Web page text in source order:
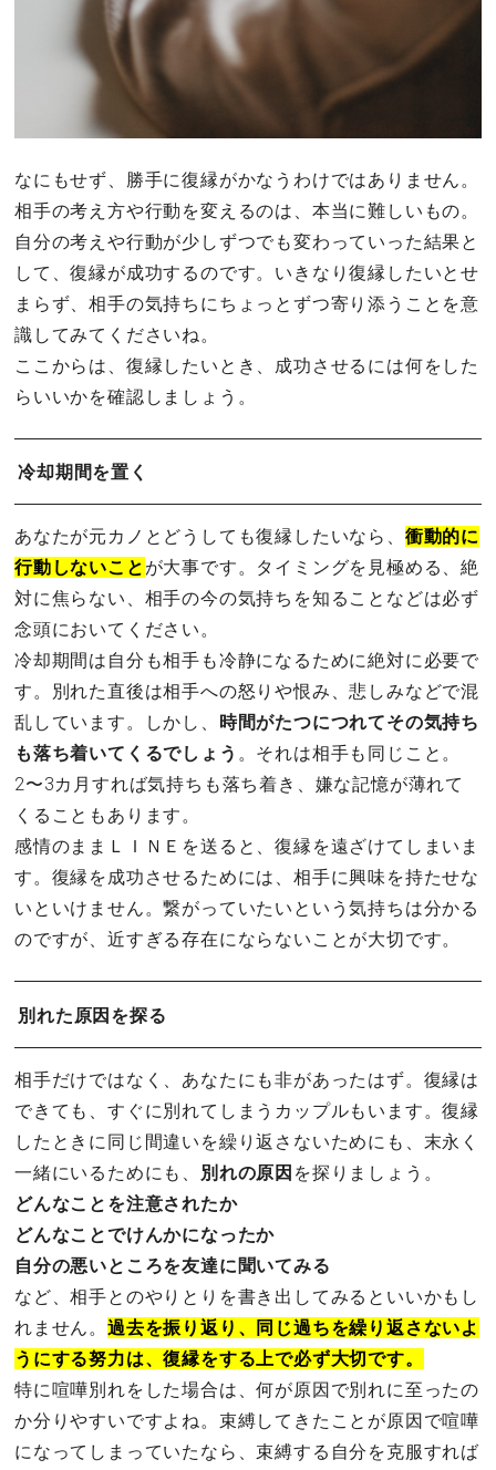
なにもせず、勝手に復縁がかなうわけではありません。
相手の考え方や行動を変えるのは、本当に難しいもの。
自分の考えや行動が少しずつでも変わっていった結果と
して、復縁が成功するのです。いきなり復縁したいとせ
まらず、相手の気持ちにちょっとずつ寄り添うことを意
識してみてくださいね。
ここからは、復縁したいとき、成功させるには何をした
らいいかを確認しましょう。
冷却期間を置く
あなたが元カノとどうしても復縁したいなら、 衝動的に
行動しないこと が大事です。タイミングを見極める、絶
対に焦らない、相手の今の気持ちを知ることなどは必ず
念頭においてください。
冷却期間は自分も相手も冷静になるために絶対に必要で
す。別れた直後は相手への怒りや恨み、悲しみなどで混
乱しています。しかし、 時間がたつにつれてその気持ち
も落ち着いてくるでしょう 。それは相手も同じこと。
2〜3カ月すれば気持ちも落ち着き、嫌な記憶が薄れて
くることもあります。
感情のままＬＩＮＥを送ると、復縁を遠ざけてしまいま
す。復縁を成功させるためには、相手に興味を持たせな
いといけません。繋がっていたいという気持ちは分かる
のですが、近すぎる存在にならないことが大切です。
別れた原因を探る
相手だけではなく、あなたにも非があったはず。復縁は
できても、すぐに別れてしまうカップルもいます。復縁
したときに同じ間違いを繰り返さないためにも、末永く
一緒にいるためにも、
別れの原因 を探りましょう。
どんなことを注意されたか
どんなことでけんかになったか
自分の悪いところを友達に聞いてみる
など、相手とのやりとりを書き出してみるといいかもし
れません。 過去を振り返り、同じ過ちを繰り返さないよ
うにする努力は、復縁をする上で必ず大切です。
特に喧嘩別れをした場合は、何が原因で別れに至ったの
か分りやすいですよね。束縛してきたことが原因で喧嘩
になってしまっていたなら、束縛する自分を克服すれば